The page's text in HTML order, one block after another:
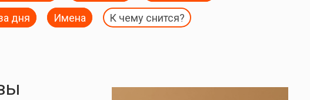
дня Имена К чему снится?